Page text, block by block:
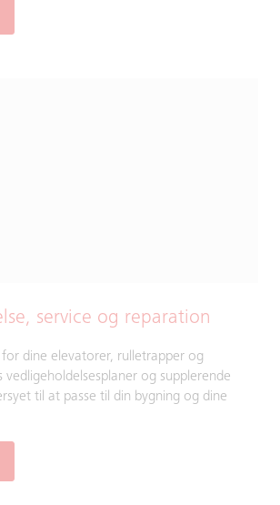
service og reparation
dine elevatorer, rulletrapper og
og supplerende
til at passe til din bygning og dine